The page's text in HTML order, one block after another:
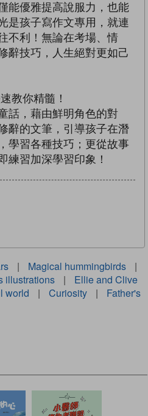
能優雅提高說服力，也能
是孩子寫作文專用，就連
不利！無論在考場、情
技巧，人生絕對更如己
教你精髓！
，藉由鮮明角色的對
辭的文筆，引導孩子在潛
學習各種技巧；更從故事
練習加深學習印象！
習
| Magical hummingbirds
|
illustrations |
Ellie and Clive
world | Curiosity |
Father's